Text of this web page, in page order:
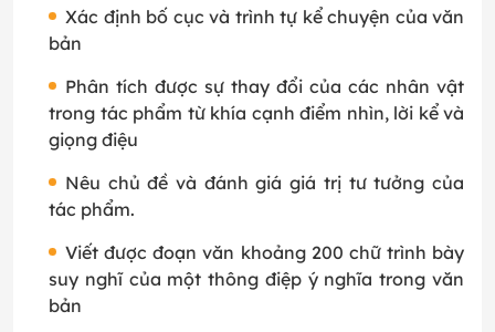
Xác định bố cục và trình tự kể chuyện của văn
bản
Phân tích được sự thay đổi của các nhân vật
trong tác phẩm từ khía cạnh điểm nhìn, lời kể và
giọng điệu
Nêu chủ đề và đánh giá giá trị tư tưởng của
tác phẩm.
Viết được đoạn văn khoảng 200 chữ trình bày
suy nghĩ của một thông điệp ý nghĩa trong văn
bản